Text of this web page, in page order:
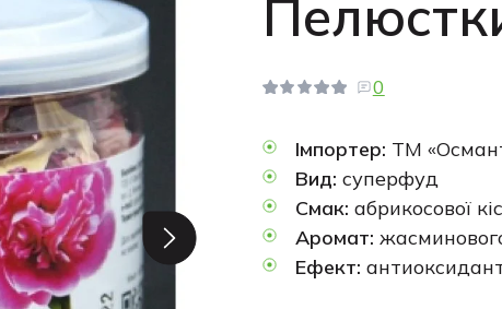
0
Імпортер: ТМ
Вид: суперфуд
Смак: абрикосової
Аромат:
Ефект: